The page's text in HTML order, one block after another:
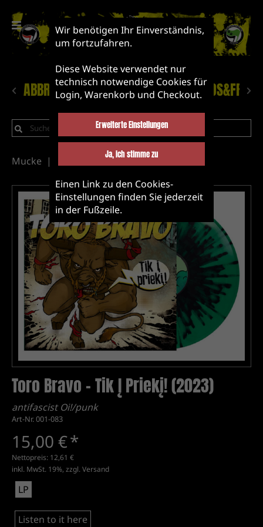
ABBRUCH! NEUHEITEN
Mucke Punk/oi!
Toro Bravo - Tik Į Priekį! (2023)
antifascist Oi!/punk
Art-Nr. 001-083
15,00 €*
Nettopreis: 12,61 €
inkl. MwSt. 19%, zzgl.Versand
LP
Listen to it here
Wir benötigen Ihr Einverständnis,
um fortzufahren.
Diese Website verwendet nur
technisch notwendige Cookies für
Login, Warenkorb und Checkout.
Erweiterte Einstellungen
Ja, ich stimme zu
Einen Link zu den Cookies-
Einstellungen finden Sie jederzeit
in der Fußzeile.